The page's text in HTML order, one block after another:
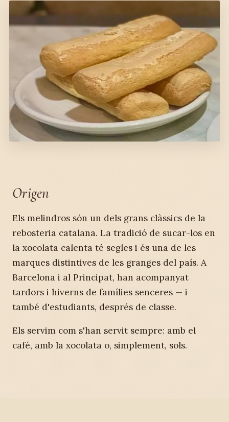
Origen
Els melindros són un dels grans clàssics de la
rebosteria catalana. La tradició de sucar-los en
la xocolata calenta té segles i és una de les
marques distintives de les granges del país. A
Barcelona i al Principat, han acompanyat
tardors i hiverns de famílies senceres — i
també d'estudiants, després de classe.
Els servim com s'han servit sempre: amb el
café, amb la xocolata o, simplement, sols.